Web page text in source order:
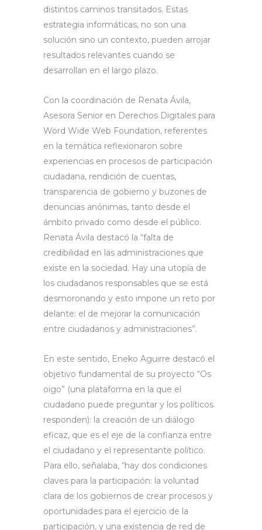
distintos caminos transitados. Estas
estrategia informáticas, no son una
solución sino un contexto, pueden arrojar
resultados relevantes cuando se
desarrollan en el largo plazo.
Con la coordinación de Renata Ávila,
Asesora Senior en Derechos Digitales para
Word Wide Web Foundation, referentes
en la temática reflexionaron sobre
experiencias en procesos de participación
ciudadana, rendición de cuentas,
transparencia de gobierno y buzones de
denuncias anónimas, tanto desde el
ámbito privado como desde el público.
Renata Ávila destacó la “falta de
credibilidad en las administraciones que
existe en la sociedad. Hay una utopía de
los ciudadanos responsables que se está
desmoronando y esto impone un reto por
delante: el de mejorar la comunicación
entre ciudadanos y administraciones”.
En este sentido, Eneko Aguirre destacó el
objetivo fundamental de su proyecto “Os
oigo” (una plataforma en la que el
ciudadano puede preguntar y los políticos
responden): la creación de un diálogo
eficaz, que es el eje de la confianza entre
el ciudadano y el representante político.
Para ello, señalaba, “hay dos condiciones
claves para la participación: la voluntad
clara de los gobiernos de crear procesos y
oportunidades para el ejercicio de la
participación, y una existencia de red de